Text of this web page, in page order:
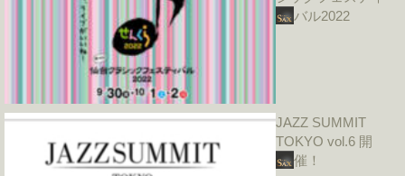
バル2022
JAZZ SUMMIT
TOKYO vol.6 開
催！